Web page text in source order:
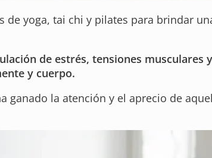
yoga, tai chi y pilates para brindar
de estrés, tensiones musculares
y cuerpo.
ganado la atención y el aprecio de